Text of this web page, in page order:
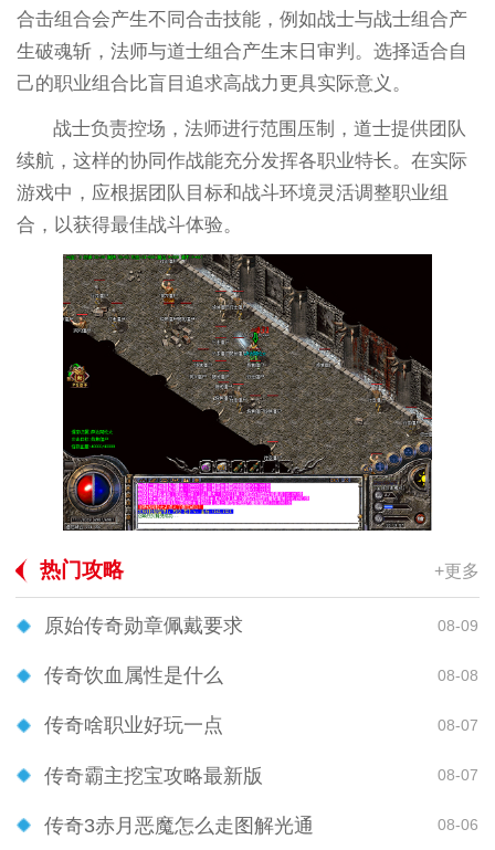
合击组合会产生不同合击技能，例如战士与战士组合产
生破魂斩，法师与道士组合产生末日审判。选择适合自
己的职业组合比盲目追求高战力更具实际意义。
战士负责控场，法师进行范围压制，道士提供团队
续航，这样的协同作战能充分发挥各职业特长。在实际
游戏中，应根据团队目标和战斗环境灵活调整职业组
合，以获得最佳战斗体验。
热门攻略 +更多
原始传奇勋章佩戴要求 08-09
传奇饮血属性是什么 08-08
传奇啥职业好玩一点 08-07
传奇霸主挖宝攻略最新版 08-07
传奇3赤月恶魔怎么走图解光通 08-06